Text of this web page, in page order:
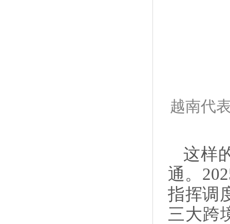
越南代
这样
通。
指挥调
三大跨